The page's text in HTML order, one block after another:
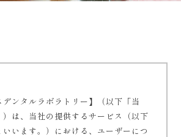
デンタルラボラトリー】（以下「当
は、当社の提供するサービス（以下
いいます。）における、ユーザーにつ